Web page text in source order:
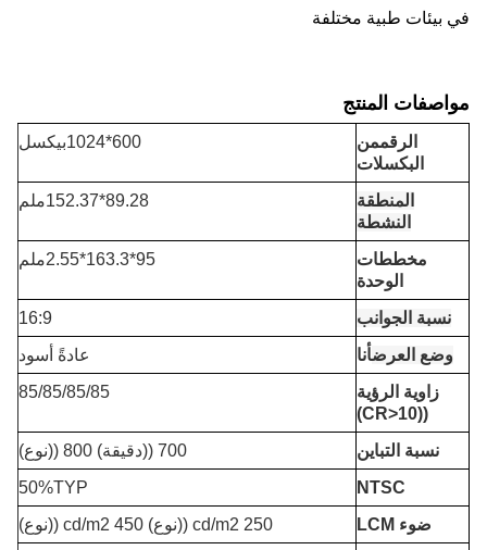
في بيئات طبية مختلفة
مواصفات المنتج
الرقممن
البكسلات
600*1024بيكسل
المنطقة
النشطة
89.28*152.37ملم
مخططات
الوحدة
95*163.3*2.55ملم
نسبة الجوانب
16:9
وضع العرضأنا
عادةً أسود
زاوية الرؤية
((CR>10)
85/85/85/85
نسبة التباين
700 ((دقيقة) 800 ((نوع)
NTSC
50%TYP
ضوء LCM
250 cd/m2 ((نوع) 450 cd/m2 ((نوع)